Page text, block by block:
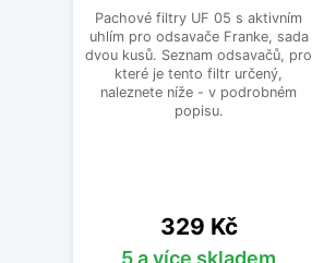
Pachové filtry UF 05 s aktivním
uhlím pro odsavače Franke, sada
dvou kusů. Seznam odsavačů, pro
které je tento filtr určený,
naleznete níže - v podrobném
popisu.
Cena
329 Kč
5 a více skladem